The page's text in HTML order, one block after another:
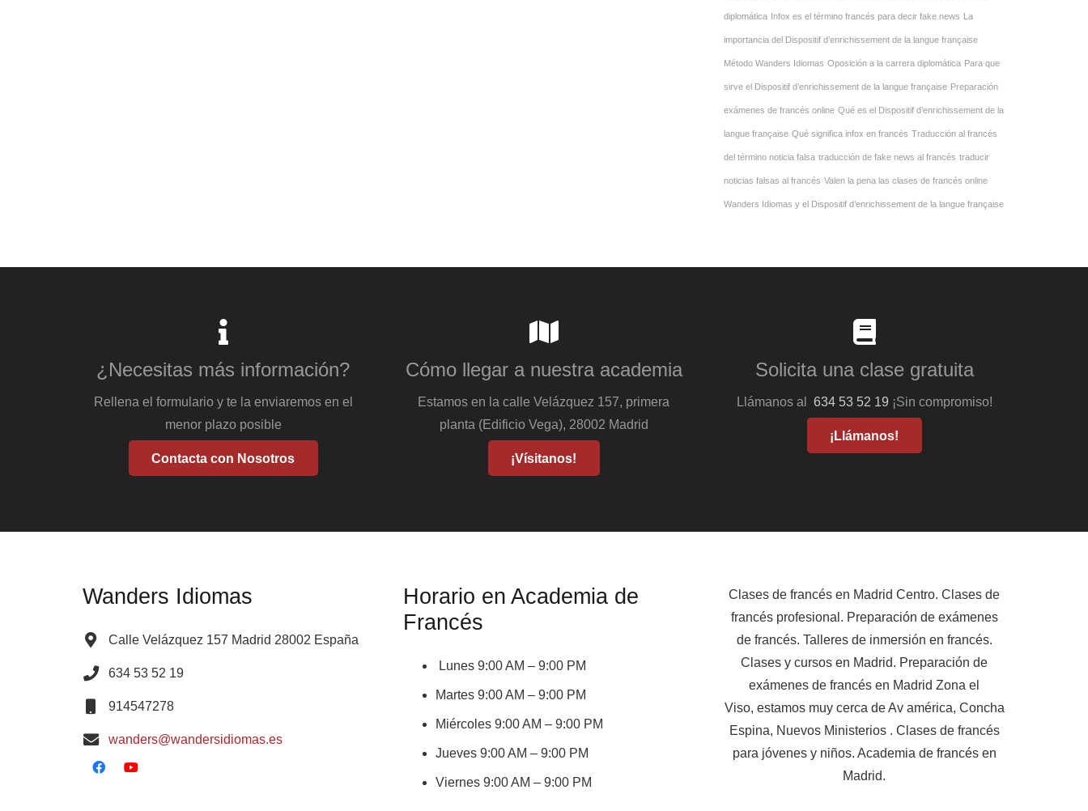
diplomática Infox es el término francés para decir fake news La
importancia del Dispositif d’enrichissement de la langue française
Método Wanders Idiomas Oposición a la carrera diplomática Para que
sirve el Dispositif d’enrichissement de la langue française Preparación
exámenes de francés online Qué es el Dispositif d’enrichissement de la
langue française Qué significa infox en francés Traducción al francés
del término noticia falsa traducción de fake news al francés traducir
noticias falsas al francés Valen la pena las clases de francés online
Wanders Idiomas y el Dispositif d’enrichissement de la langue française
¿Necesitas más información?
Rellena el formulario y te la enviaremos en el
menor plazo posible
Contacta con Nosotros
Cómo llegar a nuestra academia
Estamos en la calle Velázquez 157, primera
planta (Edificio Vega), 28002 Madrid
¡Vísitanos!
Solicita una clase gratuita
Llámanos al 634 53 52 19 ¡Sin compromiso!
¡Llámanos!
Wanders Idiomas
Calle Velázquez 157 Madrid 28002 España
634 53 52 19
914547278
wanders@wandersidiomas.es
Horario en Academia de
Francés
Lunes 9:00 AM – 9:00 PM
Martes 9:00 AM – 9:00 PM
Miércoles 9:00 AM – 9:00 PM
Jueves 9:00 AM – 9:00 PM
Viernes 9:00 AM – 9:00 PM
Clases de francés en Madrid Centro. Clases de
francés profesional. Preparación de exámenes
de francés. Talleres de inmersión en francés.
Clases y cursos en Madrid. Preparación de
exámenes de francés en Madrid Zona el
Viso, estamos muy cerca de Av américa, Concha
Espina, Nuevos Ministerios . Clases de francés
para jóvenes y niños. Academia de francés en
Madrid.